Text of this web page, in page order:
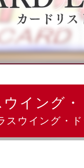
ウイング
スウイング・